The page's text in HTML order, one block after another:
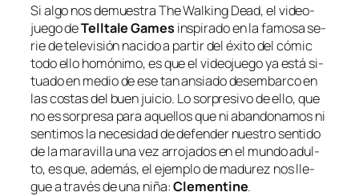
Si al­go nos de­mues­traThe Walking Dead, el vi­deo­
jue­go deTelltale Games ins­pi­ra­do en la fa­mo­sa se­
rie de te­le­vi­sión na­ci­do a par­tir del éxi­to del có­mic
to­do ello ho­mó­ni­mo, es que el vi­deo­jue­go ya es­tá si­
tua­do en me­dio de ese tan an­sia­do des­em­bar­co en
las cos­tas del buen jui­cio. Lo sor­pre­si­vo de ello, que
no es sor­pre­sa pa­ra aque­llos que ni aban­do­na­mos ni
sen­ti­mos la ne­ce­si­dad de de­fen­der nues­tro sen­ti­do
de la ma­ra­vi­lla una vez arro­ja­dos en el mun­do adul­
to, es que, ade­más, el ejem­plo de ma­du­rez nos lle­
gue a tra­vés de una ni­ña:Clementine.